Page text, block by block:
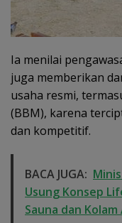
Ia menilai
juga memberikan
usaha resmi,
(BBM), karena
dan kompetitif.
BACA JUGA:
Usung Konsep
Sauna dan